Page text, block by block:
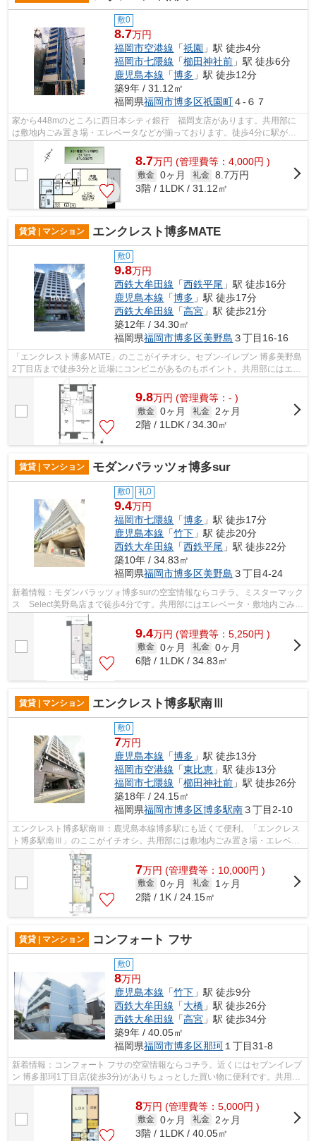
敷0
8.7万円
福岡市空港線 「祇園 」駅 徒歩4分
福岡市七隈線 「櫛田神社前 」駅 徒歩6分
鹿児島本線 「博多 」駅 徒歩12分
築9年 / 31.12㎡
福岡県福岡市博多区祇園町４-６７
家から448mのところに西日本シティ銀行 福岡支店があります。共用部に
は敷地内ごみ置き場・エレベータなどが揃っております。徒歩4分に駅があ
る物件です。良好な眺望で癒されてみませ...
8.7万円 (管理費等：4,000円 )
敷金 0ヶ月 礼金 8.7万円
3階 / 1LDK / 31.12㎡
賃貸 | マンション エンクレスト博多MATE
敷0
9.8万円
西鉄大牟田線 「西鉄平尾 」駅 徒歩16分
鹿児島本線 「博多 」駅 徒歩17分
西鉄大牟田線 「高宮 」駅 徒歩21分
築12年 / 34.30㎡
福岡県福岡市博多区美野島 ３丁目16-16
「エンクレスト博多MATE」のここがイチオシ。セブン-イレブン 博多美野島
2丁目店まで徒歩3分と近場にコンビニがあるのもポイント。共用部にはエレ
ベータ・敷地内ごみ置き場などが揃っ...
9.8万円 (管理費等：- )
敷金 0ヶ月 礼金
2ヶ月
2階 / 1LDK / 34.30㎡
賃貸 | マンション モダンパラッツォ博多sur
敷0 礼0
9.4万円
福岡市七隈線 「博多 」駅 徒歩17分
鹿児島本線 「竹下 」駅 徒歩20分
西鉄大牟田線 「西鉄平尾 」駅 徒歩22分
築10年 / 34.83㎡
福岡県福岡市博多区美野島 ３丁目4-24
新着情報：モダンパラッツォ博多surの空室情報ならコチラ。ミスターマック
ス Select美野島店まで徒歩4分です。共用部にはエレベータ・敷地内ごみ置
き場などが揃っており、とても充実...
9.4万円 (管理費等：5,250円 )
敷金 0ヶ月 礼金 0ヶ月
6階 / 1LDK / 34.83㎡
賃貸 | マンション エンクレスト博多駅南Ⅲ
敷0
7万円
鹿児島本線 「博多 」駅 徒歩13分
福岡市空港線 「東比恵 」駅 徒歩13分
福岡市七隈線 「櫛田神社前 」駅 徒歩26分
築18年 / 24.15㎡
福岡県福岡市博多区博多駅南３丁目2-10
エンクレスト博多駅南Ⅲ：鹿児島本線博多駅にも近くて便利。「エンクレス
ト博多駅南Ⅲ」のここがイチオシ。共用部には敷地内ごみ置き場・エレベー
タなど様々な設備やサービスが揃ってい...
7万円 (管理費等：10,000円 )
敷金 0ヶ月 礼金
1ヶ月
2階 / 1K / 24.15㎡
賃貸 | マンション コンフォート フサ
敷0
8万円
鹿児島本線 「竹下 」駅 徒歩9分
西鉄大牟田線 「大橋 」駅 徒歩26分
西鉄大牟田線 「高宮 」駅 徒歩34分
築9年 / 40.05㎡
福岡県福岡市博多区那珂 １丁目31-8
新着情報：コンフォート フサの空室情報ならコチラ。近くにはセブンイレブ
ン 博多那珂1丁目店(徒歩3分)がありちょっとした買い物に便利です。共用部
にはエレベータ・敷地内ごみ置き場...
8万円 (管理費等：5,000円 )
敷金 0ヶ月 礼金
2ヶ月
3階 / 1LDK / 40.05㎡